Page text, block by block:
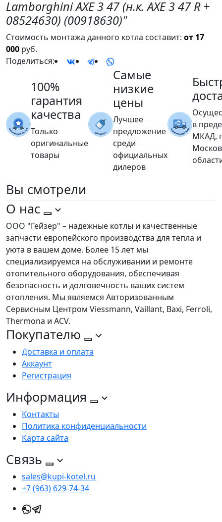
Lamborghini AXE 3 47 (н.к. AXE 3 47 R +
08524630) (00918630)"
Стоимость монтажа данного котла составит: от 17
000 руб.
Поделиться:
100%
гарантия
качества
Только
оригинальные
товары
Самые
низкие
цены
Лучшее
предложение
среди
официальных
дилеров
в
МКАД,
Вы смотрели
О нас
ООО "Гейзер" – надежные котлы и качественные
запчасти европейского производства для тепла и
уюта в вашем доме. Более 15 лет мы
специализируемся на обслуживании и ремонте
отопительного оборудования, обеспечивая
безопасность и долговечность ваших систем
отопления. Мы являемся Авторизованным
Сервисным Центром Viessmann, Vaillant, Baxi, Ferroli,
Thermona и ACV.
Покупателю
Доставка и оплата
Аккаунт
Регистрация
Информация
Контакты
Политика конфиденциальности
Карта сайта
Связь
sales@kupi-kotel.ru
+7 (963) 629-74-34